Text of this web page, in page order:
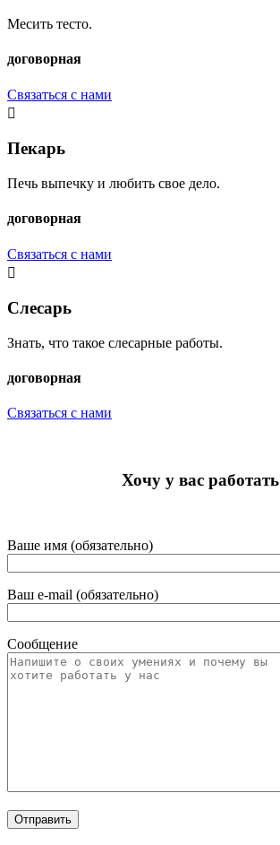
Месить тесто.
договорная
Связаться с нами
Пекарь
Печь выпечку и любить свое дело.
договорная
Связаться с нами
Слесарь
Знать, что такое слесарные работы.
договорная
Связаться с нами
Хочу у вас работать
Ваше имя (обязательно)
Ваш e-mail (обязательно)
Сообщение